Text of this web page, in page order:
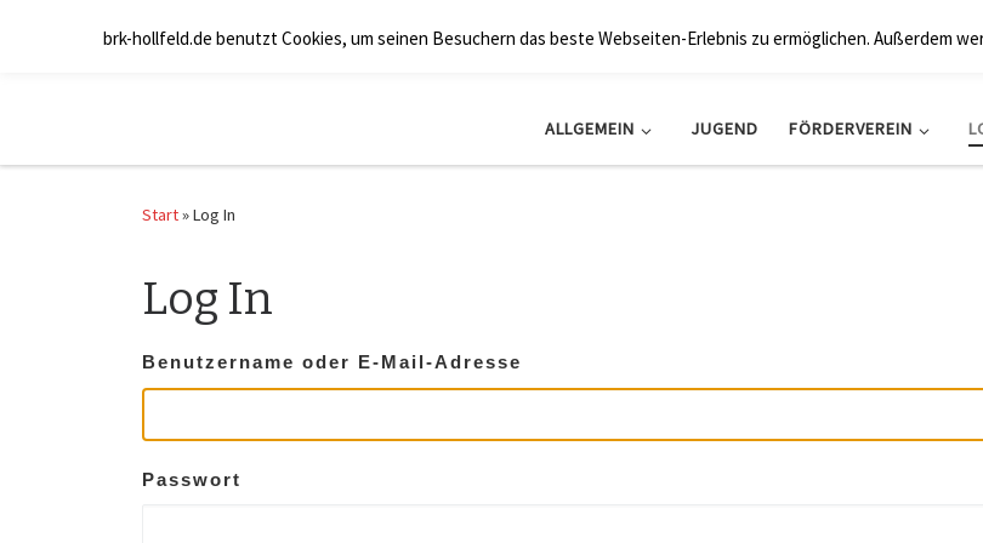
Zum Inhalt springen BRK Hollfeld
ALLGEMEIN JUGEND FÖRDERVEREIN
Start»Log In
Log In
Benut­zer­na­me oder E‑Mail-Adres­se
Pass­wort
brk-hollfeld.de benutzt Cookies, um seinen Besuchern das beste Webseiten-Erlebnis zu ermöglichen. Außerdem